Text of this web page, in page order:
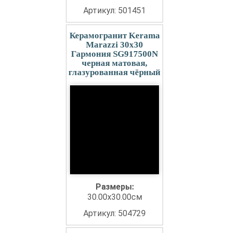
Артикул: 501451
Керамогранит Kerama
Marazzi 30x30
Гармония SG917500N
черная матовая,
глазурованная чёрный
Размеры:
30.00x30.00см
Артикул: 504729